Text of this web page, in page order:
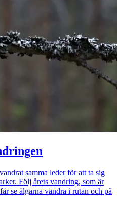
samma leder för att ta sig
Följ årets vandring, som är
se älgarna vandra i rutan och på